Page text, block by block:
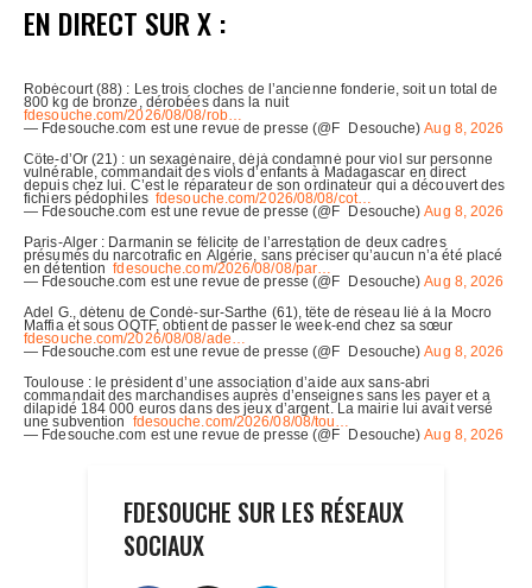
EN DIRECT SUR X :
FDESOUCHE SUR LES RÉSEAUX
SOCIAUX